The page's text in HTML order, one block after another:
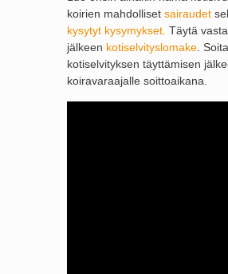
koirien mahdolliset sairaudet
kysytyt kysymykset. Täytä
jälkeen kotiselvityslomake .
kotiselvityksen täyttämisen
koiravaraajalle soittoaikana.